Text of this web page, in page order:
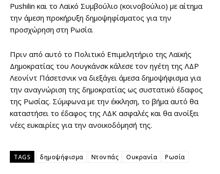
Pushilin και το Λαϊκό Συμβούλιο (κοινοβούλιο) με αίτημα
την άμεση προκήρυξη δημοψηφίσματος για την
προσχώρηση στη Ρωσία.
Πριν από αυτό το Πολιτικό Επιμελητήριο της Λαϊκής
Δημοκρατίας του Λουγκάνσκ κάλεσε τον ηγέτη της ΛΔΡ
Λεονίντ Πάσετσνικ να διεξάγει άμεσα δημοψήφισμα για
την αναγνώριση της δημοκρατίας ως συστατικό έδαφος
της Ρωσίας. Σύμφωνα με την έκκληση, το βήμα αυτό θα
καταστήσει το έδαφος της ΛΔΚ ασφαλές και θα ανοίξει
νέες ευκαιρίες για την ανοικοδόμησή της.
TAGS δημοψήφισμα Ντονπάς Ουκρανία Ρωσία